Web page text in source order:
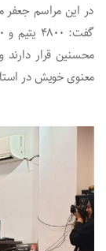
در این مراسم جعفر
معنوی خویش در